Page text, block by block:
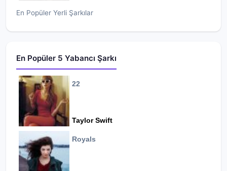
En Popüler Yerli Şarkılar
En Popüler 5 Yabancı Şarkı
22
Taylor Swift
Royals